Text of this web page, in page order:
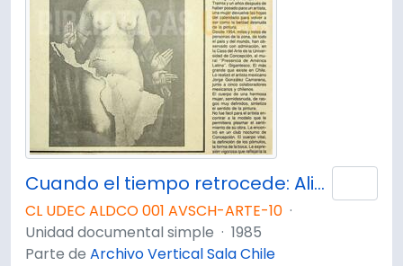
Cuando el tiempo retrocede: Alicia y el Mural.
CL UDEC ALDCO 001 AVSCH-ARTE-10 ·
Unidad documental simple · 1985
Parte de Archivo Vertical Sala Chile